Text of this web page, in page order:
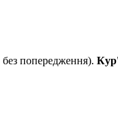
попередження).